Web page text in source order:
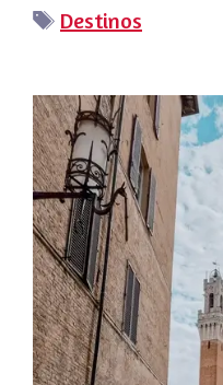
Etiquetas
Destinos